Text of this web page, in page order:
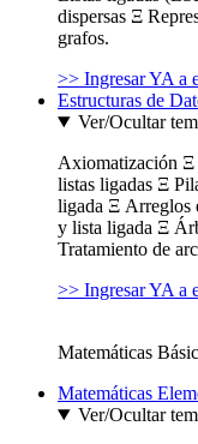
dispersas Ξ
grafos.
>> Ingresar YA a
Estructuras de
Ver/Ocultar
Axiomatización Ξ
listas ligadas Ξ
ligada Ξ Arreglos
y lista ligada Ξ
Tratamiento de
>> Ingresar YA a
Matemáticas
Matemáticas
Ver/Ocultar